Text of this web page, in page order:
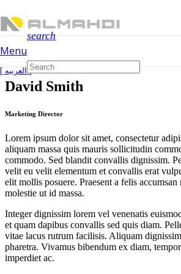
Menu
search
[ العربیه ]
David Smith
Marketing Director
Lorem ipsum dolor sit amet, consectetur
aliquam massa quis mauris sollicitudin
commodo. Sed blandit convallis dignissim.
velit eu velit elementum et convallis erat
elit mollis posuere. Praesent a felis
molestie ut id massa.
Integer dignissim lorem vel venenatis
et quam dapibus convallis sed quis diam.
vitae lacus rutrum facilisis. Aliquam
pharetra. Vivamus bibendum ex diam,
imperdiet ac.